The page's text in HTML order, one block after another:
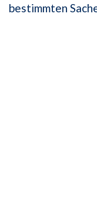
bestimmten